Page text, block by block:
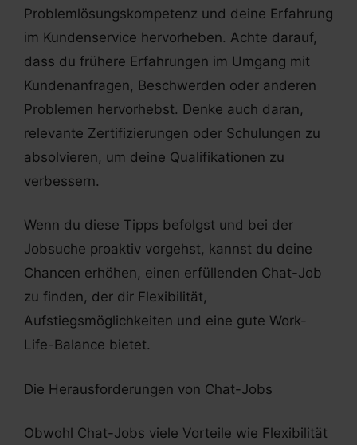
Problemlösungskompetenz und deine Erfahrung
im Kundenservice hervorheben. Achte darauf,
dass du frühere Erfahrungen im Umgang mit
Kundenanfragen, Beschwerden oder anderen
Problemen hervorhebst. Denke auch daran,
relevante Zertifizierungen oder Schulungen zu
absolvieren, um deine Qualifikationen zu
verbessern.
Wenn du diese Tipps befolgst und bei der
Jobsuche proaktiv vorgehst, kannst du deine
Chancen erhöhen, einen erfüllenden Chat-Job
zu finden, der dir Flexibilität,
Aufstiegsmöglichkeiten und eine gute Work-
Life-Balance bietet.
Die Herausforderungen von Chat-Jobs
Obwohl Chat-Jobs viele Vorteile wie Flexibilität